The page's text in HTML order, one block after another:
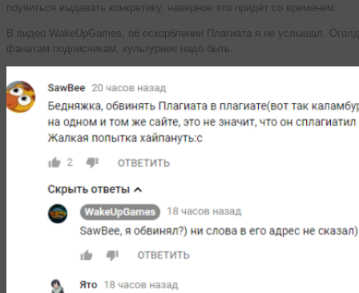
поучиться выдавать конкретику, наверное это придёт со временем.
В видео WakeUpGames, об оскорблении Плагиата я не услышал.
фанатам подписчикам, культурнее надо быть.